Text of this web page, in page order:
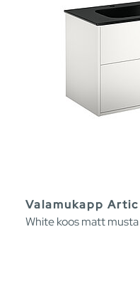
Valamukapp Artic
White koos matt